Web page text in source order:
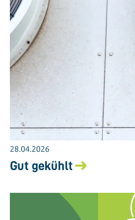
28.04.2026
Gut gekühlt